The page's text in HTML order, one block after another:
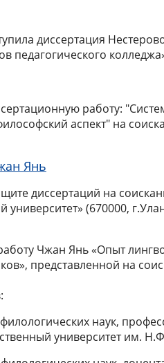
диссертация
педагогического
работу:
аспект" на
Янь
диссертаций на
(670000,
Чжан Янь «Опыт
представленной на
наук,
университет им.